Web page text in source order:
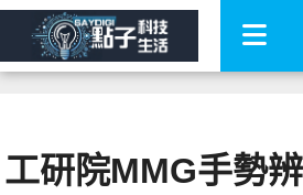
工研院MMG手勢